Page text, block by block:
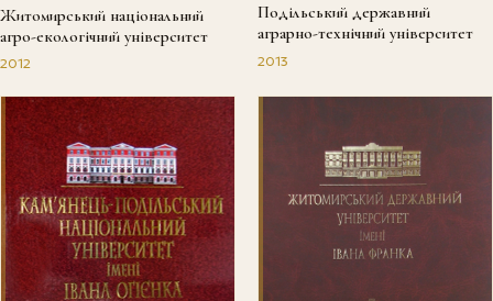
Житомирський національний
агро-екологічний університет
2012
Подільський державний
аграрно-технічний університет
2013